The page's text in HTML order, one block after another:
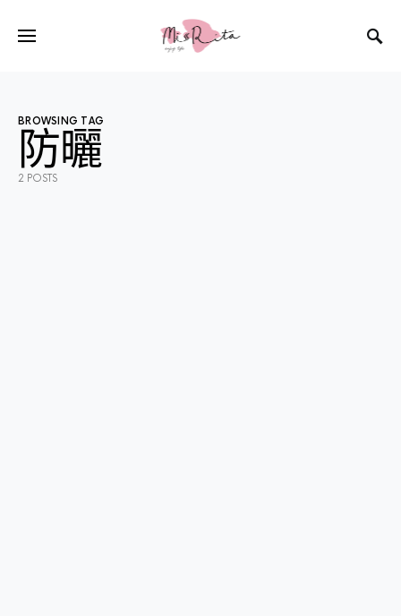
BROWSING TAG
防曬
2 POSTS